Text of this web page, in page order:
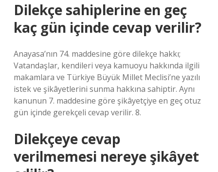
Dilekçe sahiplerine en geç
kaç gün içinde cevap verilir?
Anayasa’nın 74. maddesine göre dilekçe hakkı;
Vatandaşlar, kendileri veya kamuoyu hakkında ilgili
makamlara ve Türkiye Büyük Millet Meclisi’ne yazılı
istek ve şikâyetlerini sunma hakkına sahiptir. Aynı
kanunun 7. maddesine göre şikâyetçiye en geç otuz
gün içinde gerekçeli cevap verilir. 8.
Dilekçeye cevap
verilmemesi nereye şikâyet